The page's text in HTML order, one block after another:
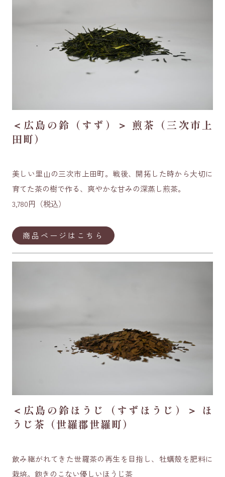
＜広島の鈴（すず）＞ 煎茶（三次市上
田町）
美しい里山の三次市上田町。戦後、開拓した時から大切に
育てた茶の樹で作る、爽やかな甘みの深蒸し煎茶。
3,780円（税込）
商品ページはこちら
＜広島の鈴ほうじ（すずほうじ）＞ ほ
うじ茶（世羅郡世羅町）
飲み継がれてきた世羅茶の再生を目指し、牡蠣殻を肥料に
栽培。飽きのこない優しいほうじ茶